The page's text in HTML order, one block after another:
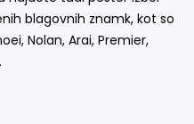
blagovnih znamk, kot so
Nolan, Arai, Premier,